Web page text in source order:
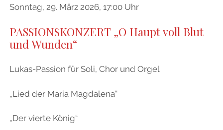
Sonntag, 29. März 2026, 17:00 Uhr
PASSIONSKONZERT „O Haupt voll Blut
und Wunden“
Lukas-Passion für Soli, Chor und Orgel
„Lied der Maria Magdalena“
„Der vierte König“